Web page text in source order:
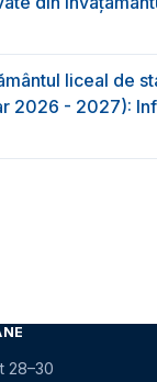
liceal de
2026 - 2027):
28–30